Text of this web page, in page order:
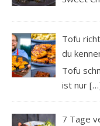
Tofu
du
Tofu
ist nur
7 Tage